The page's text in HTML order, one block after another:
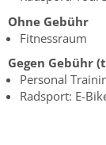
Ohne Gebühr
Fitnessraum
Gegen Gebühr
Personal
Radsport: E-